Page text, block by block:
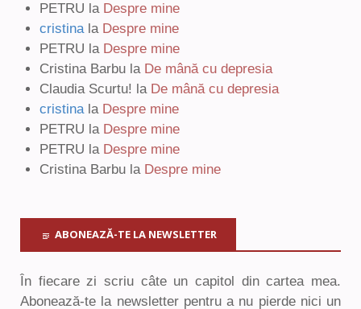
PETRU la Despre mine
cristinala Despre mine
PETRU la Despre mine
Cristina Barbu la De mână cu depresia
Claudia Scurtu! la De mână cu depresia
cristinala Despre mine
PETRU la Despre mine
PETRU la Despre mine
Cristina Barbu la Despre mine
ABONEAZĂ-TE LA NEWSLETTER
În fiecare zi scriu câte un capitol din cartea mea.
Abonează-te la newsletter pentru a nu pierde nici un